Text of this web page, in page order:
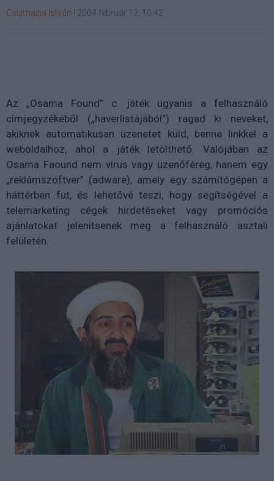
Csizmazia István 2004 február 12. 10:42
Az „Osama Found” c. játék ugyanis a felhasználó
címjegyzékéből („haverlistájából”) ragad ki neveket,
akiknek automatikusan üzenetet küld, benne linkkel a
weboldalhoz, ahol a játék letölthető. Valójában az
Osama Faound nem vírus vagy üzenőféreg, hanem egy
„reklámszoftver” (adware), amely egy számítógépen a
háttérben fut, és lehetővé teszi, hogy segítségével a
telemarketing cégek hirdetéseket vagy promóciós
ajánlatokat jelenítsenek meg a felhasználó asztali
felületén.